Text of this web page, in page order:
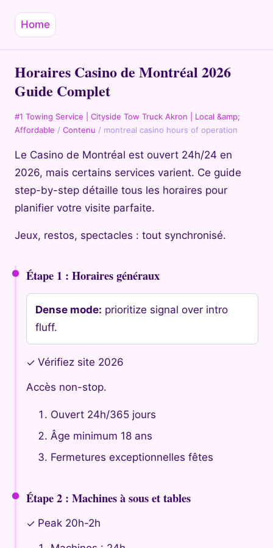
Home
Horaires Casino de Montréal 2026
Guide Complet
#1 Towing Service | Cityside Tow Truck Akron | Local &amp;
Affordable / Contenu / montreal casino hours of operation
Le Casino de Montréal est ouvert 24h/24 en
2026, mais certains services varient. Ce guide
step-by-step détaille tous les horaires pour
planifier votre visite parfaite.
Jeux, restos, spectacles : tout synchronisé.
Étape 1 : Horaires généraux
Dense mode: prioritize signal over intro
fluff.
✓ Vérifiez site 2026
Accès non-stop.
Ouvert 24h/365 jours
Âge minimum 18 ans
Fermetures exceptionnelles fêtes
Étape 2 : Machines à sous et tables
✓ Peak 20h-2h